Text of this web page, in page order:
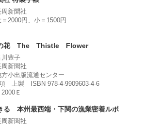
新聞社
2000円、小＝1500円
花 The Thistle Flower
川豊子
新聞社
小出版流通センター
上製 ISBN 978-4-9909603-4-6
Ｅ
る 本州最西端・下関の漁業密着ルポ
新聞社